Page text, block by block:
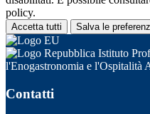
policy.
Accetta tutti Salva le
Istituto
l'Enogastronomia e l'Ospitalità
Contatti